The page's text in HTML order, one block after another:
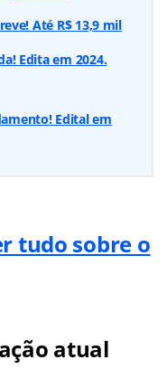
Até R$ 13,9 mil
Edita em 2024.
Edital em
tudo sobre o
atual